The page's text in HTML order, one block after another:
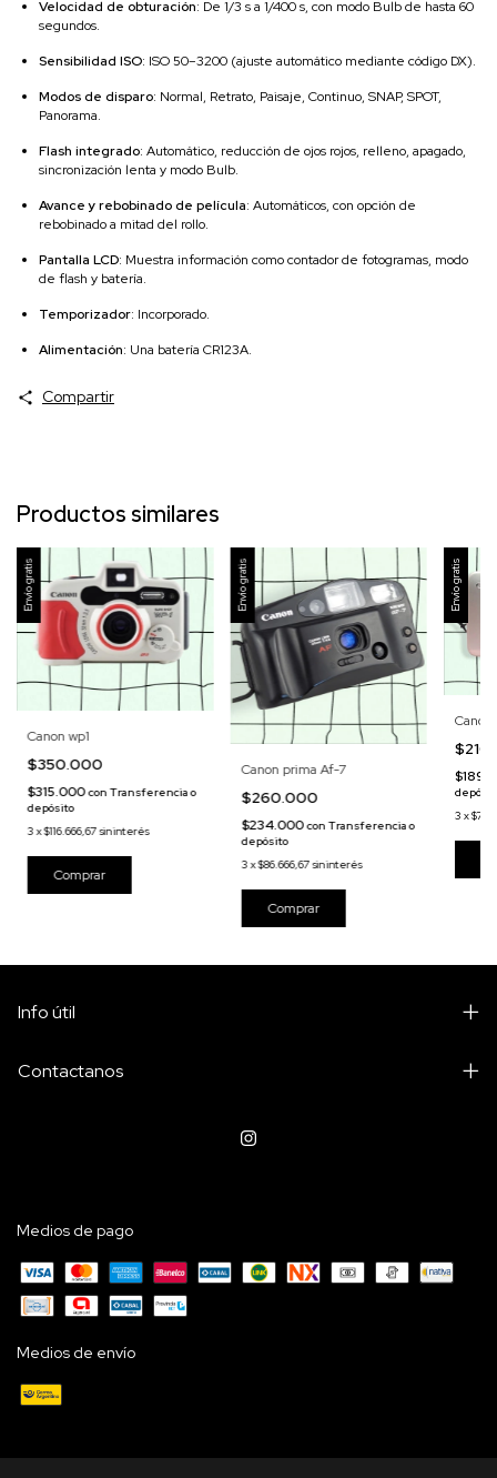
Velocidad de obturación: De 1/3 s a 1/400 s, con modo Bulb de hasta 60
segundos.
Sensibilidad ISO: ISO 50–3200 (ajuste automático mediante código DX).
Modos de disparo: Normal, Retrato, Paisaje, Continuo, SNAP, SPOT,
Panorama.
Flash integrado: Automático, reducción de ojos rojos, relleno, apagado,
sincronización lenta y modo Bulb.
Avance y rebobinado de película: Automáticos, con opción de
rebobinado a mitad del rollo.
Pantalla LCD: Muestra información como contador de fotogramas, modo
de flash y batería.
Temporizador: Incorporado.
Alimentación: Una batería CR123A.
Compartir
Productos similares
Envío gratis
Canon wp1
$350.000
$315.000con Transferencia o
depósito
3 x$116.666,67 sin interés
Envío gratis
Canon prima Af-7
$260.000
$234.000conTransferencia o
depósito
3x$86.666,67sin interés
Envío gratis
3 x
Info útil
Contactanos
Medios de pago
Medios de envío